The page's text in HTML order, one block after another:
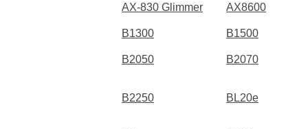
AX-830 Glimmer AX8600
B1300 B1500
B2050 B2070
B2250 BL20e